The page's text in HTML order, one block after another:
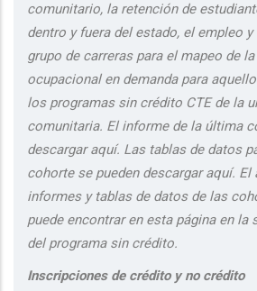
comunitario, la retención de
dentro y fuera del estado, el empleo
grupo de carreras para el mapeo de
ocupacional en demanda para
los programas sin crédito CTE de la
comunitaria. El informe de la última
descargar aquí. Las tablas de datos
cohorte se pueden descargar aquí.
informes y tablas de datos de las
puede encontrar en esta página en la
del programa sin crédito.
Inscripciones de crédito y no crédito